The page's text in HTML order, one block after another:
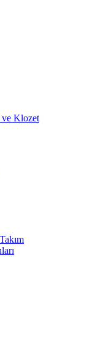
ve Klozet